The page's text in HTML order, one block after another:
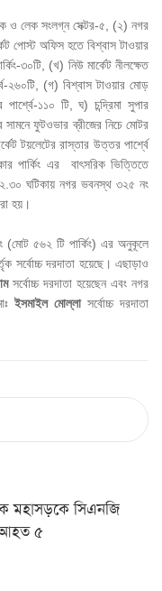
ও লেক সংলগ্ন সেক্টর-৫, (২) নগর
পোস্ট অফিস হতে বিশ্বাস টাওয়ার
৩০টি, (খ) নিউ মার্কেট নীলক্ষেত
২৬০টি, (গ) বিশ্বাস টাওয়ার মোড়
১১০ টি, ঘ) চন্দ্রিমা সুপার
সামনে ফুটওভার ব্রীজের নিচে মোটর
টয়লেটের রাস্তার উত্তর পার্শ্বে
পার্কিং এর বাৎসরিক ভিত্তিতে
ঘটিকায় নগর ভবনস্থ ৩২৫ নং
হয়।
(মোট ৫৬২ টি পার্কিং) এর অনুকূলে
সর্বোচ্চ দরদাতা হয়েছে। এছাড়াও
সর্বোচ্চ দরদাতা হয়েছেন এবং নগর
ইসমাইল মোল্লাসর্বোচ্চ দরদাতা
মহাসড়কে সিএনজি
আহত ৫